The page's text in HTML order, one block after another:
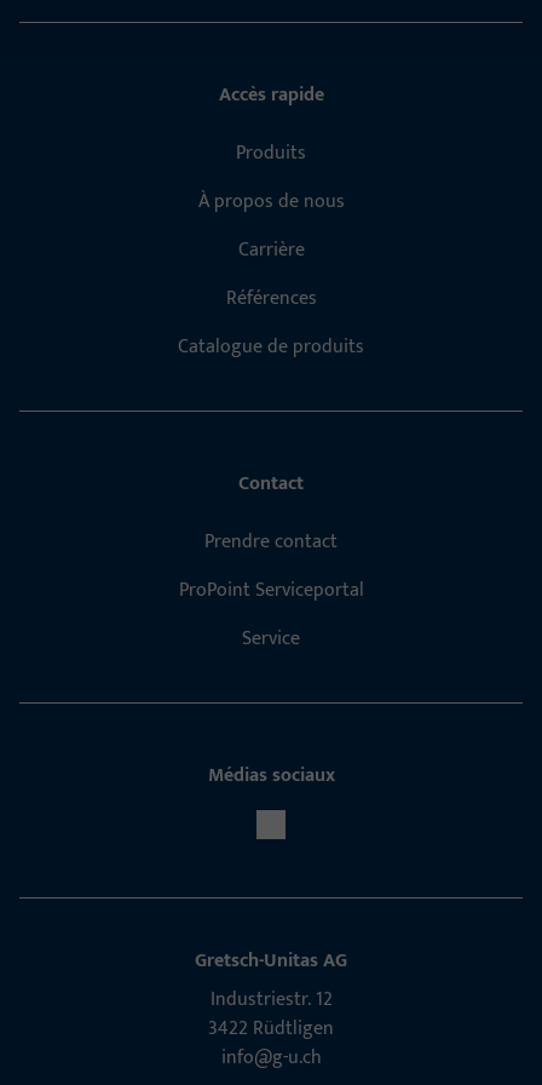
Accès rapide
Produits
À propos de nous
Carrière
Références
Catalogue de produits
Contact
Prendre contact
ProPoint Serviceportal
Service
Médias sociaux
Gretsch-Unitas AG
Indu­s­triestr. 12
3422 Rüdt­ligen
info@g-u.ch